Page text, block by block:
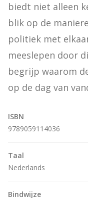
biedt niet alleen
blik op de
politiek met
meeslepen door
begrijp waarom
op de dag van
ISBN
9789059114036
Taal
Nederlands
Bindwijze